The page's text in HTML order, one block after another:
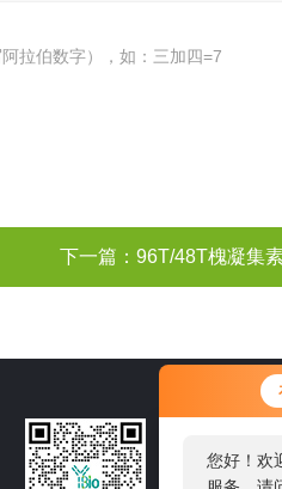
您好！
服务，
您好，看
拉伯数字），如：三加四=7
下一篇： 96T/48T槐凝集